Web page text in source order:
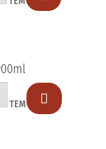
ΤΕΜ 